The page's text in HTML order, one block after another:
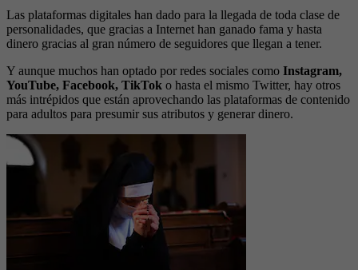
Las plataformas digitales han dado para la llegada de toda clase de
personalidades, que gracias a Internet han ganado fama y hasta
dinero gracias al gran número de seguidores que llegan a tener.
Y aunque muchos han optado por redes sociales como Instagram,
YouTube, Facebook, TikTok o hasta el mismo Twitter, hay otros
más intrépidos que están aprovechando las plataformas de contenido
para adultos para presumir sus atributos y generar dinero.